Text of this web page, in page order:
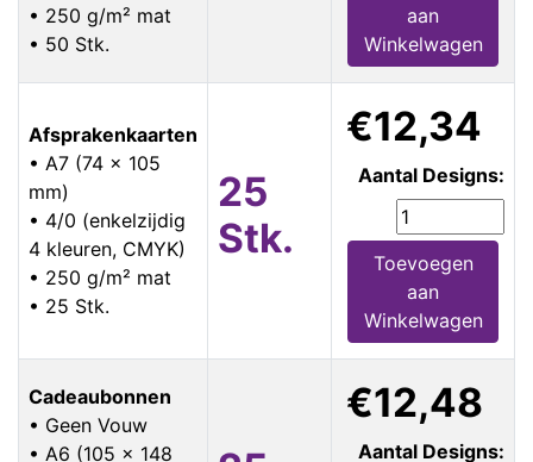
• 250 g/m² mat
• 50 Stk.
aan
Winkelwagen
Afsprakenkaarten
• A7 (74 x 105
mm)
• 4/0 (enkelzijdig
4 kleuren, CMYK)
• 250 g/m² mat
• 25 Stk.
25
Stk.
€12,34
Aantal Designs:
Toevoegen
aan
Winkelwagen
Cadeaubonnen
• Geen Vouw
• A6 (105 x 148
€12,48
Aantal Designs: